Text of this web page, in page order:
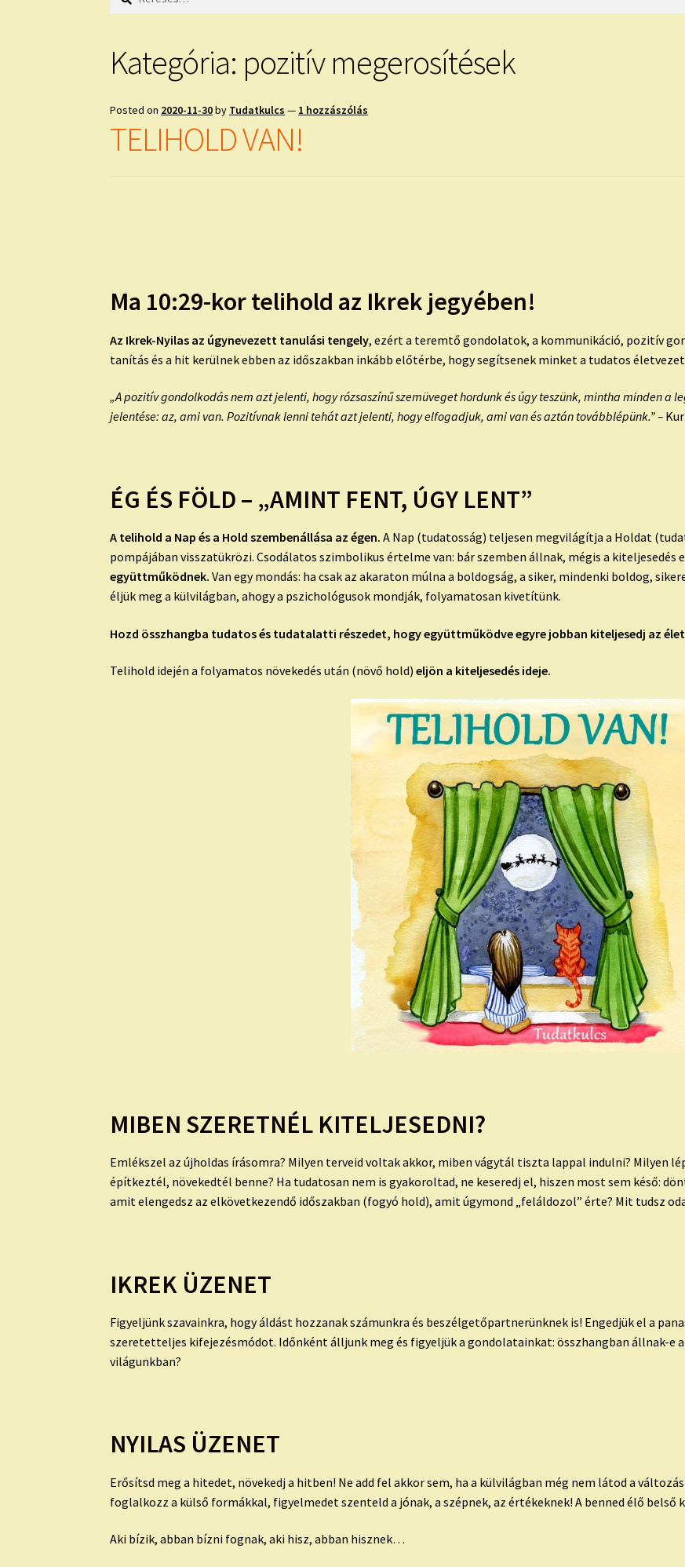
Kategória: pozitív megerosítések
Posted on 2020-11-30by Tudatkulcs — 1 hozzászólás
TELIHOLD VAN!
Ma 10:29-kor telihold az Ikrek jegyében!
Az Ikrek-Nyilas az úgynevezett tanulási tengely, ezért a teremtő gondolatok, a kommunikáció, pozitív
tanítás és a hit kerülnek ebben az időszakban inkább előtérbe, hogy segítsenek minket a tudatos
„A pozitív gondolkodás nem azt jelenti, hogy rózsaszínű szemüveget hordunk és úgy teszünk, mintha minden a
jelentése: az, ami van. Pozitívnak lenni tehát azt jelenti, hogy elfogadjuk, ami van és aztán továbblépünk.” –
ÉG ÉS FÖLD – „AMINT FENT, ÚGY LENT”
A telihold a Nap és a Hold szembenállása az égen. A Nap (tudatosság) teljesen megvilágítja a Holdat
pompájában visszatükrözi. Csodálatos szimbolikus értelme van: bár szemben állnak, mégis a
együttműködnek. Van egy mondás: ha csak az akaraton múlna a boldogság, a siker, mindenki boldog,
éljük meg a külvilágban, ahogy a pszichológusok mondják, folyamatosan kivetítünk.
Hozd összhangba tudatos és tudatalatti részedet, hogy együttműködve egyre jobban kiteljesedj az
Telihold idején a folyamatos növekedés után (növő hold)eljön a kiteljesedés ideje.
MIBEN SZERETNÉL KITELJESEDNI?
Emlékszel az újholdas írásomra? Milyen terveid voltak akkor, miben vágytál tiszta lappal indulni? Milyen
építkeztél, növekedtél benne? Ha tudatosan nem is gyakoroltad, ne keseredj el, hiszen most sem késő:
amit elengedsz az elkövetkezendő időszakban (fogyó hold), amit úgymond „feláldozol” érte? Mit tudsz
IKREK ÜZENET
Figyeljünk szavainkra, hogy áldást hozzanak számunkra és beszélgetőpartnerünknek is! Engedjük el a
szeretetteljes kifejezésmódot. Időnként álljunk meg és figyeljük a gondolatainkat: összhangban állnak-e
világunkban?
NYILAS ÜZENET
Erősítsd meg a hitedet, növekedj a hitben! Ne add fel akkor sem, ha a külvilágban még nem látod a
foglalkozz a külső formákkal, figyelmedet szenteld a jónak, a szépnek, az értékeknek! A benned élő belső
Aki bízik, abban bízni fognak, aki hisz, abban hisznek…